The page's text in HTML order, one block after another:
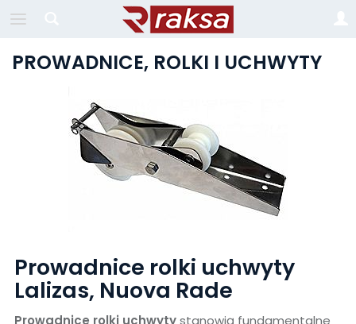
PROWADNICE, ROLKI I UCHWYTY
Prowadnice rolki uchwyty
Lalizas, Nuova Rade
Prowadnice rolki uchwytystanowią fundamentalne